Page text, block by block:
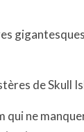
de Skull
qui ne